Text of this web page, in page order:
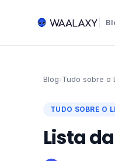
Blog›Tudo sobre o
TUDO SOBRE O
Lista